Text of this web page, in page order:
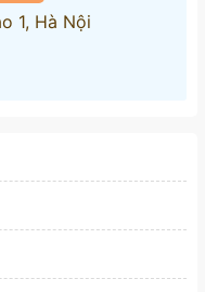
1, Hà Nội